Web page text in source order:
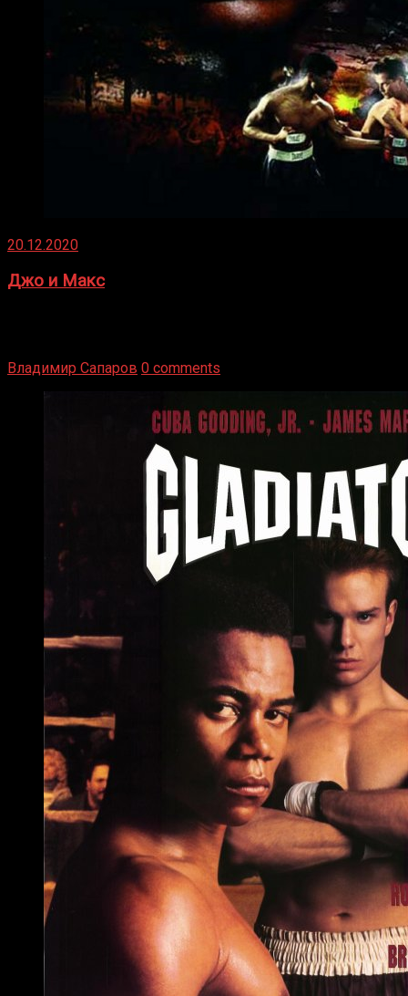
20.12.2020
Джо и Макс
Владимир Сапаров 0 comments